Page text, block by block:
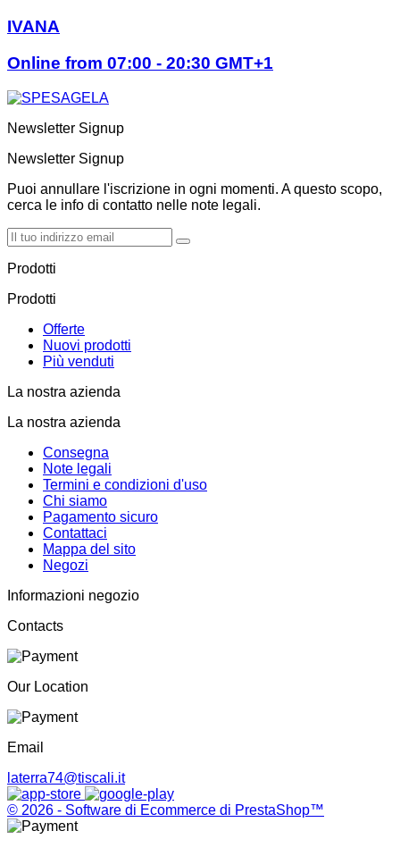
IVANA
Online from 07:00 - 20:30 GMT+1
Newsletter Signup
Newsletter Signup
Puoi annullare l'iscrizione in ogni momenti. A questo scopo,
cerca le info di contatto nelle note legali.
Prodotti
Prodotti
Offerte
Nuovi prodotti
Più venduti
La nostra azienda
La nostra azienda
Consegna
Note legali
Termini e condizioni d'uso
Chi siamo
Pagamento sicuro
Contattaci
Mappa del sito
Negozi
Informazioni negozio
Contacts
Our Location
Email
laterra74@tiscali.it
© 2026 - Software di Ecommerce di PrestaShop™